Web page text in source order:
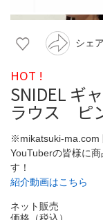
シェア
HOT !
SNIDEL ギ
ラウス ピ
※mikatsuki-ma.com
YouTuberの皆様に
す！
紹介動画はこちら
ネット販売